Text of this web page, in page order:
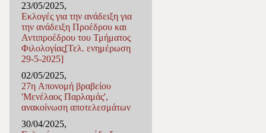
23/05/2025,
Εκλογές για την ανάδειξη για
την ανάδειξη Προέδρου και
Αντιπροέδρου του Τμήματος
Φιλολογίας[Τελ. ενημέρωση
29-5-2025]
02/05/2025,
27η Απονομή βραβείου
'Μενέλαος Παρλαμάς',
ανακοίνωση αποτελεσμάτων
30/04/2025,